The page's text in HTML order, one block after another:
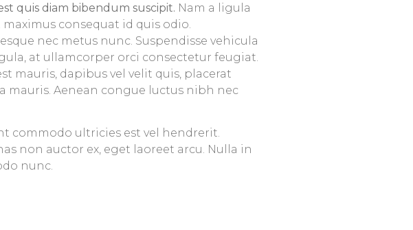
quis diam bibendum suscipit. Nam a ligula
maximus consequat id quis odio.
nec metus nunc. Suspendisse vehicula
at ullamcorper orci consectetur feugiat.
mauris, dapibus vel velit quis, placerat
mauris. Aenean congue luctus nibh nec
commodo ultricies est vel hendrerit.
non auctor ex, eget laoreet arcu. Nulla in
nunc.